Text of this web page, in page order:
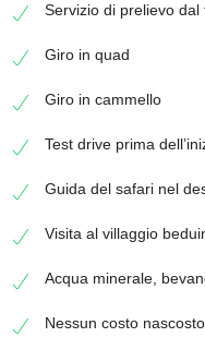
Servizio di prelievo
Giro in quad
Giro in cammello
Test drive prima
Guida del safari nel
Visita al villaggio
Acqua minerale,
Nessun costo nascosto